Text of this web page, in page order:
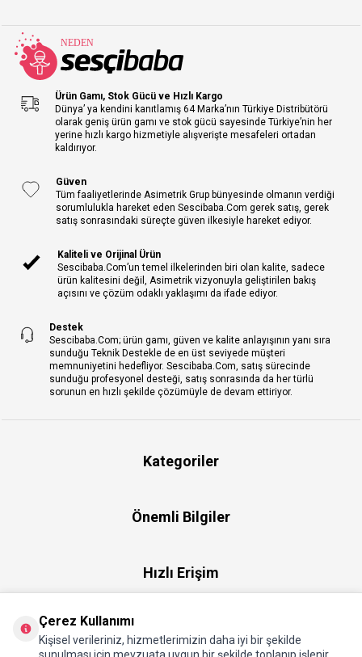
Ürün Gamı, Stok Gücü ve Hızlı Kargo
Dünya’ ya kendini kanıtlamış 64 Marka’nın Türkiye Distribütörü
olarak geniş ürün gamı ve stok gücü sayesinde Türkiye’nin her
yerine hızlı kargo hizmetiyle alışverişte mesafeleri ortadan
kaldırıyor.
Güven
Tüm faaliyetlerinde Asimetrik Grup bünyesinde olmanın verdiği
sorumlulukla hareket eden Sescibaba.Com gerek satış, gerek
satış sonrasındaki süreçte güven ilkesiyle hareket ediyor.
Kaliteli ve Orijinal Ürün
Sescibaba.Com’un temel ilkelerinden biri olan kalite, sadece
ürün kalitesini değil, Asimetrik vizyonuyla geliştirilen bakış
açısını ve çözüm odaklı yaklaşımı da ifade ediyor.
Destek
Sescibaba.Com; ürün gamı, güven ve kalite anlayışının yanı sıra
sunduğu Teknik Destekle de en üst seviyede müşteri
memnuniyetini hedefliyor. Sescibaba.Com, satış sürecinde
sunduğu profesyonel desteği, satış sonrasında da her türlü
sorunun en hızlı şekilde çözümüyle de devam ettiriyor.
Kategoriler
Önemli Bilgiler
Hızlı Erişim
Çerez Kullanımı
Kişisel verileriniz, hizmetlerimizin daha iyi bir şekilde